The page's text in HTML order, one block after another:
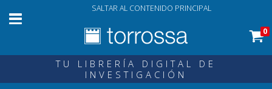
SALTAR AL CONTENIDO PRINCIPAL
0
TU LIBRERÍA DIGITAL DE
INVESTIGACIÓN